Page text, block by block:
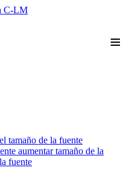
C-LM
≡
tamaño de la fuente
aumentar tamaño de la